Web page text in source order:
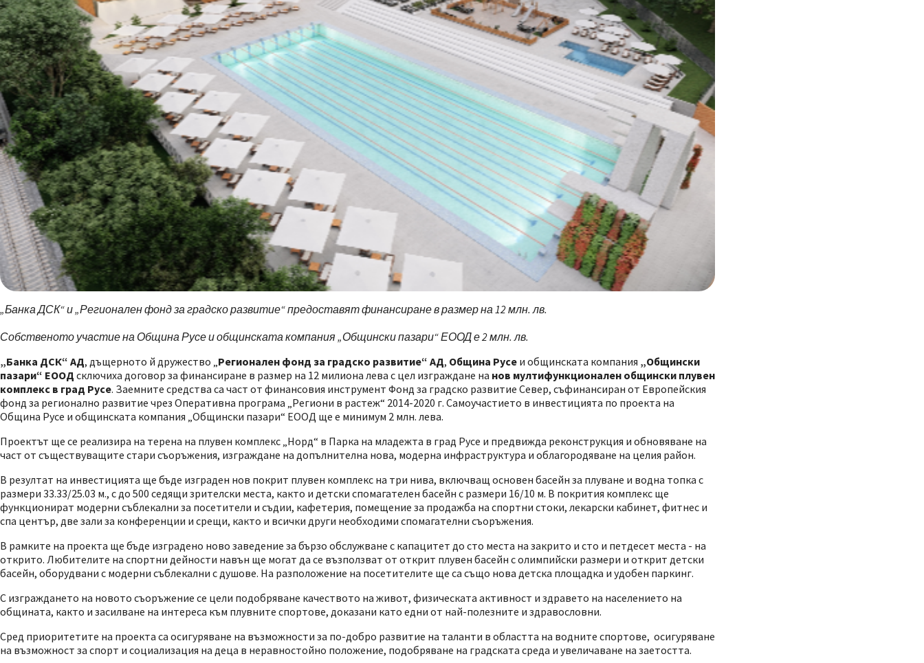
„Банка ДСК“ и „Регионален фонд за градско развитие“ предоставят финансиране в размер на 12 млн. лв.
Собственото участие на Община Русе и общинската компания „Общински пазари“ ЕООД е 2 млн. лв.
„Банка ДСК“ АД, дъщерното й дружество „ Регионален фонд за градско развитие“ АД, Община Русе и общинската компания „Общински
пазари“ ЕООД сключиха договор за финансиране в размер на 12 милиона лева с цел изграждане на нов мултифункционален общински плувен
комплекс в град Русе. Заемните средства са част от финансовия инструмент Фонд за градско развитие Север, съфинансиран от Европейския
фонд за регионално развитие чрез Оперативна програма „Региони в растеж“ 2014-2020 г. Самоучастието в инвестицията по проекта на
Община Русе и общинската компания „Общински пазари“ ЕООД ще е минимум 2 млн. лева.
Проектът ще се реализира на терена на плувен комплекс „Норд“ в Парка на младежта в град Русе и предвижда реконструкция и обновяване на
част от съществуващите стари съоръжения, изграждане на допълнителна нова, модерна инфраструктура и облагородяване на целия район.
В резултат на инвестицията ще бъде изграден нов покрит плувен комплекс на три нива, включващ основен басейн за плуване и водна топка с
размери 33.33/25.03 м., с до 500 седящи зрителски места, както и детски спомагателен басейн с размери 16/10 м. В покрития комплекс ще
функционират модерни съблекални за посетители и съдии, кафетерия, помещение за продажба на спортни стоки, лекарски кабинет, фитнес и
спа център, две зали за конференции и срещи, както и всички други необходими спомагателни съоръжения.
В рамките на проекта ще бъде изградено ново заведение за бързо обслужване с капацитет до сто места на закрито и сто и петдесет места - на
открито. Любителите на спортни дейности навън ще могат да се възползват от открит плувен басейн с олимпийски размери и открит детски
басейн, оборудвани с модерни съблекални с душове. На разположение на посетителите ще са също нова детска площадка и удобен паркинг.
С изграждането на новото съоръжение се цели подобряване качеството на живот, физическата активност и здравето на населението на
общината, както и засилване на интереса към плувните спортове, доказани като едни от най-полезните и здравословни.
Сред приоритетите на проекта са осигуряване на възможности за по-добро развитие на таланти в областта на водните спортове, осигуряване
на възможност за спорт и социализация на деца в неравностойно положение, подобряване на градската среда и увеличаване на заетостта.